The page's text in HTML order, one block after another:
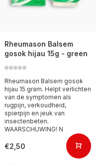
Rheumason Balsem
gosok hijau 15g - green
Rheumason Balsem gosok
hijau 15 gram. Helpt verlichten
van de symptomen als
rugpijn, verkoudheid,
spierpijn en jeuk van
insectenbeten.
WAARSCHUWING! N
€2,50